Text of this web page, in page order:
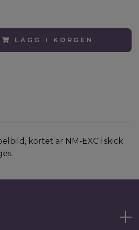
LÄGG I KORGEN
kortet är NM-EXC i skick